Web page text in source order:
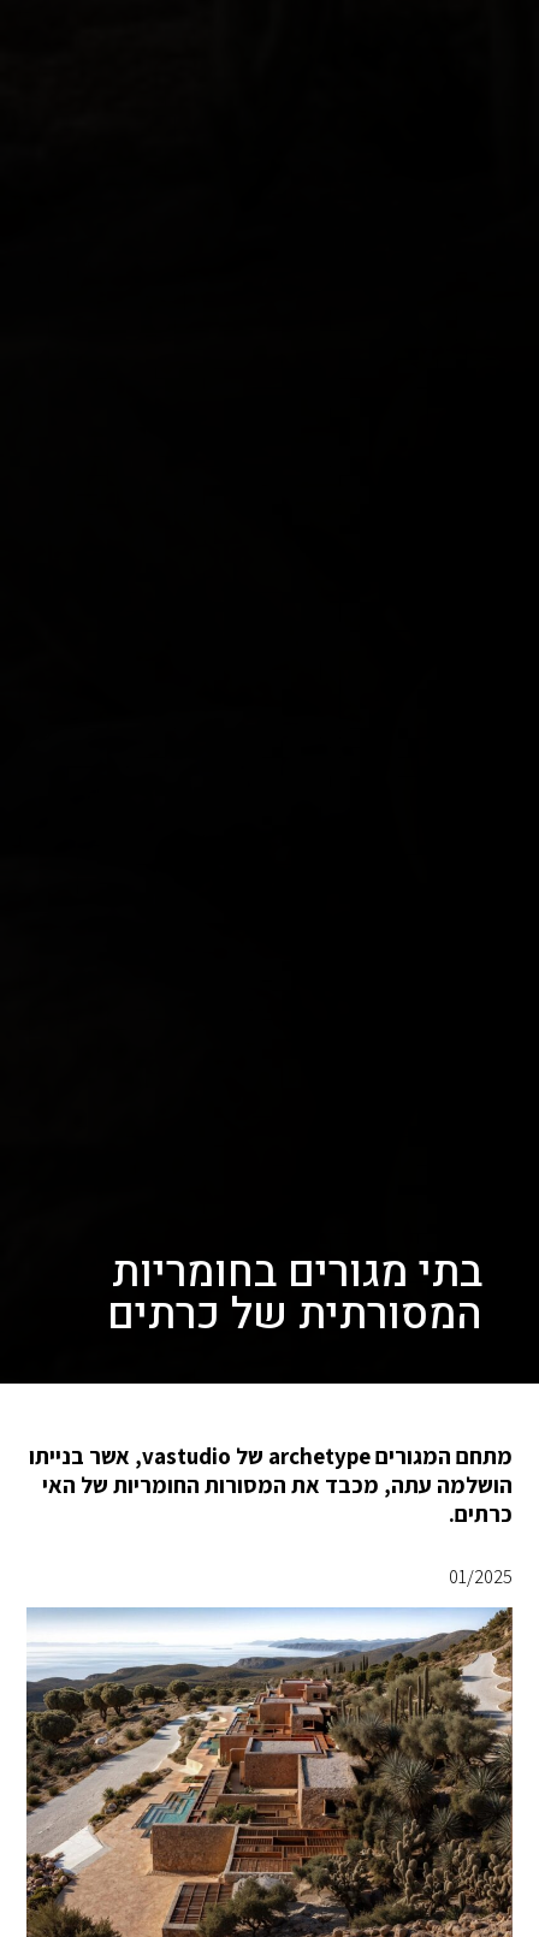
בתי מגורים בחומריות
המסורתית של כרתים
מתחם המגורים archetype של vastudio, אשר בנייתו
הושלמה עתה, מכבד את המסורות החומריות של האי
כרתים.
01/2025